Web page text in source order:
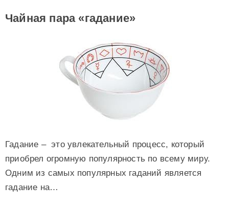
Чайная пара «гадание»
Гадание – это увлекательный процесс, который
приобрел огромную популярность по всему миру.
Одним из самых популярных гаданий является
гадание на…